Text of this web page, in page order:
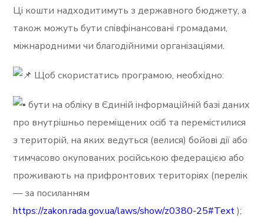
Ці кошти надходитимуть з державного бюджету, а
також можуть бути співфінансовані громадами,
міжнародними чи благодійними організаціями.
Щоб скористатись програмою, необхідно:
бути на обліку в Єдиній інформаційній базі даних
про внутрішньо переміщених осіб та перемістилися
з територій, на яких ведуться (велися) бойові дії або
тимчасово окупованих російською федерацією або
проживають на прифронтових територіях (перелік
— за посиланням
https://zakon.rada.gov.ua/laws/show/z0380-25#Text);